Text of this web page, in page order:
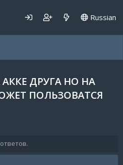
Russian
ДРУГА НО НА
ПОЛЬЗОВАТСЯ